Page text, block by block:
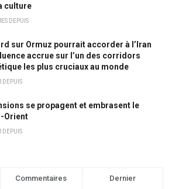
culture
DEPUIS
sur Ormuz pourrait accorder à l’Iran
accrue sur l’un des corridors
les plus cruciaux au monde
DEPUIS
se propagent et embrasent le
Orient
DEPUIS
Commentaires Dernier